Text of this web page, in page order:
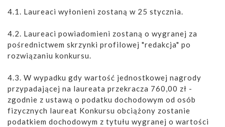
4.1. Laureaci wyłonieni zostaną w 25 stycznia.
4.2. Laureaci powiadomieni zostaną o wygranej za
pośrednictwem skrzynki profilowej "redakcja" po
rozwiązaniu konkursu.
4.3. W wypadku gdy wartość jednostkowej nagrody
przypadającej na laureata przekracza 760,00 zł -
zgodnie z ustawą o podatku dochodowym od osób
fizycznych laureat Konkursu obciążony zostanie
podatkiem dochodowym z tytułu wygranej o wartości